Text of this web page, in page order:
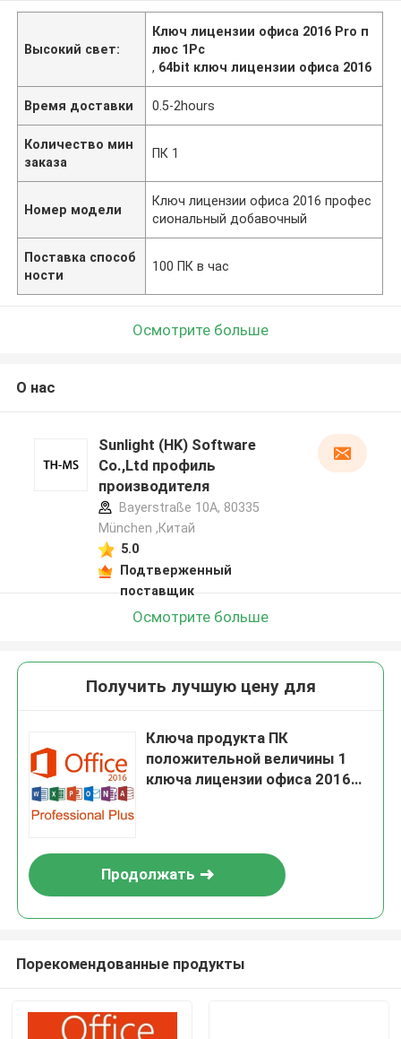
Высокий свет:
Ключ лицензии офиса 2016 Pro п
люс 1Pc
, 64bit ключ лицензии офиса 2016
Время доставки 0.5-2hours
Количество мин
заказа
ПК 1
Номер модели
Ключ лицензии офиса 2016 профес
сиональный добавочный
Поставка способ
ности
100 ПК в час
Осмотрите больше
О нас
Sunlight (HK) Software
Co.,Ltd профиль
производителя
Bayerstraße 10A, 80335
München ,Китай
5.0
Подтверженный
поставщик
Осмотрите больше
Получить лучшую цену для
Ключа продукта ПК
положительной величины 1
ключа лицензии офиса 2016
Продолжать
Порекомендованные продукты